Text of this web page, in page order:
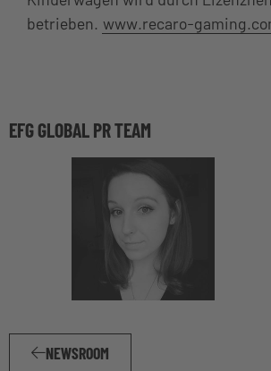
betrieben. www.recaro-
EFG GLOBAL PR TEAM
NEWSROOM